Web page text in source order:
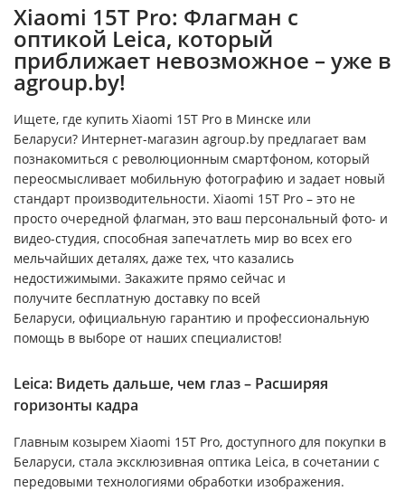
Xiaomi 15T Pro: Флагман с
оптикой Leica, который
приближает невозможное – уже в
agroup.by!
Ищете, где купить Xiaomi 15T Pro в Минске или
Беларуси? Интернет-магазин agroup.by предлагает вам
познакомиться с революционным смартфоном, который
переосмысливает мобильную фотографию и задает новый
стандарт производительности. Xiaomi 15T Pro – это не
просто очередной флагман, это ваш персональный фото- и
видео-студия, способная запечатлеть мир во всех его
мельчайших деталях, даже тех, что казались
недостижимыми. Закажите прямо сейчас и
получите бесплатную доставку по всей
Беларуси, официальную гарантию и профессиональную
помощь в выборе от наших специалистов!
Leica: Видеть дальше, чем глаз – Расширяя
горизонты кадра
Главным козырем Xiaomi 15T Pro, доступного для покупки в
Беларуси, стала эксклюзивная оптика Leica, в сочетании с
передовыми технологиями обработки изображения.